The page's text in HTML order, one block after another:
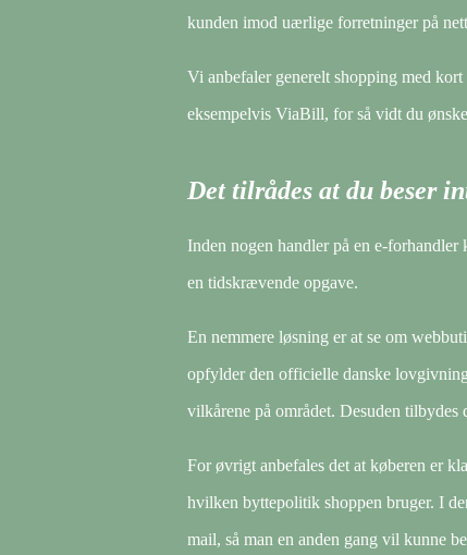
kunden imod uærlige forretninger på
Vi anbefaler generelt shopping med
eksempelvis ViaBill, for så vidt du
Det tilrådes at du beser
Inden nogen handler på en e-forhandler
en tidskrævende opgave.
En nemmere løsning er at se om
opfylder den officielle danske
vilkårene på området. Desuden
For øvrigt anbefales det at køberen er
hvilken byttepolitik shoppen bruger. I
mail, så man en anden gang vil kunne